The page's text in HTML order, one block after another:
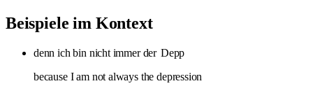
Beispiele im Kontext
denn ich bin nicht immer der Depp
because I am not always the depression